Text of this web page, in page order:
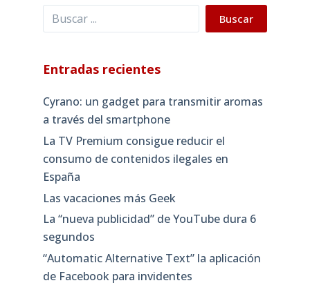
Buscar Buscar
Entradas recientes
Cyrano: un gadget para transmitir aromas
a través del smartphone
La TV Premium consigue reducir el
consumo de contenidos ilegales en
España
Las vacaciones más Geek
La “nueva publicidad” de YouTube dura 6
segundos
“Automatic Alternative Text” la aplicación
de Facebook para invidentes